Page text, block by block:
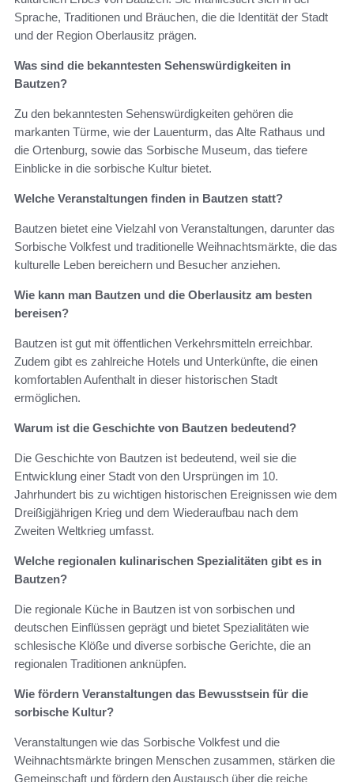
Sprache, Traditionen und Bräuchen, die die Identität der Stadt
und der Region Oberlausitz prägen.
Was sind die bekanntesten Sehenswürdigkeiten in
Bautzen?
Zu den bekanntesten Sehenswürdigkeiten gehören die
markanten Türme, wie der Lauenturm, das Alte Rathaus und
die Ortenburg, sowie das Sorbische Museum, das tiefere
Einblicke in die sorbische Kultur bietet.
Welche Veranstaltungen finden in Bautzen statt?
Bautzen bietet eine Vielzahl von Veranstaltungen, darunter das
Sorbische Volkfest und traditionelle Weihnachtsmärkte, die das
kulturelle Leben bereichern und Besucher anziehen.
Wie kann man Bautzen und die Oberlausitz am besten
bereisen?
Bautzen ist gut mit öffentlichen Verkehrsmitteln erreichbar.
Zudem gibt es zahlreiche Hotels und Unterkünfte, die einen
komfortablen Aufenthalt in dieser historischen Stadt
ermöglichen.
Warum ist die Geschichte von Bautzen bedeutend?
Die Geschichte von Bautzen ist bedeutend, weil sie die
Entwicklung einer Stadt von den Ursprüngen im 10.
Jahrhundert bis zu wichtigen historischen Ereignissen wie dem
Dreißigjährigen Krieg und dem Wiederaufbau nach dem
Zweiten Weltkrieg umfasst.
Welche regionalen kulinarischen Spezialitäten gibt es in
Bautzen?
Die regionale Küche in Bautzen ist von sorbischen und
deutschen Einflüssen geprägt und bietet Spezialitäten wie
schlesische Klöße und diverse sorbische Gerichte, die an
regionalen Traditionen anknüpfen.
Wie fördern Veranstaltungen das Bewusstsein für die
sorbische Kultur?
Veranstaltungen wie das Sorbische Volkfest und die
Weihnachtsmärkte bringen Menschen zusammen, stärken die
Gemeinschaft und fördern den Austausch über die reiche